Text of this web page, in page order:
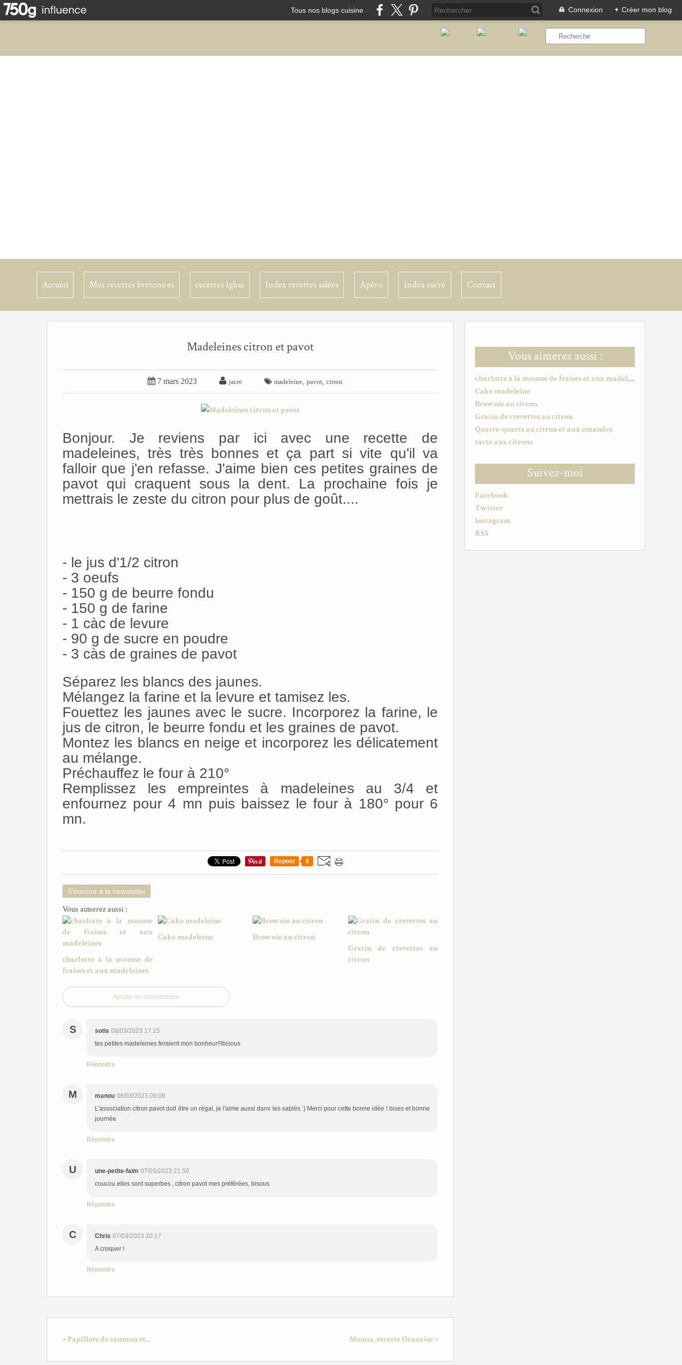
Tous nos blogs cuisine Connexion + Créer mon blog
Accueil Mes recettes bretonnes recettes Igbas Index recettes salées Apéro Index sucré Contact
Vous aimerez aussi :
charlotte à la mousse de fraises et aux madeleines
Cake madeleine
Brownie au citron
Gratin de crevettes au citron
Quatre-quarts au citron et aux amandes
tarte aux citrons
Suivez-moi
Facebook
Twitter
Instagram
RSS
Madeleines citron et pavot
 7 mars 2023  jacre  madeleine pavot citron
Bonjour. Je reviens par ici avec une recette de
madeleines, très très bonnes et ça part si vite qu'il va
falloir que j'en refasse. J'aime bien ces petites graines de
pavot qui craquent sous la dent. La prochaine fois je
mettrais le zeste du citron pour plus de goût....
- le jus d'1/2 citron
- 3 oeufs
- 150 g de beurre fondu
- 150 g de farine
- 1 càc de levure
- 90 g de sucre en poudre
- 3 càs de graines de pavot
Séparez les blancs des jaunes.
Mélangez la farine et la levure et tamisez les.
Fouettez les jaunes avec le sucre. Incorporez la farine, le
jus de citron, le beurre fondu et les graines de pavot.
Montez les blancs en neige et incorporez les délicatement
au mélange.
Préchauffez le four à 210°
Remplissez les empreintes à madeleines au 3/4 et
enfournez pour 4 mn puis baissez le four à 180° pour 6
mn.
Repost 0
S'inscrire à la newsletter
Vous aimerez aussi :
charlotte à la mousse de
fraises et aux madeleines
Cake madeleine
Brownie au citron
Gratin de crevettes au
citron
Ajouter un commentaire
S sotis 08/03/2023 17:15
tes petites madeleines feraient mon bonheur!!!bisous
Répondre
M manou 08/03/2023 09:08
L'association citron pavot doit être un régal, je l'aime aussi dans les sablés :) Merci pour cette bonne idée ! bises et bonne
journée
Répondre
U une-petite-faim 07/03/2023 21:50
coucou elles sont superbes , citron pavot mes préférées, bisous
Répondre
C Chris 07/03/2023 20:17
A croquer !
Répondre
« Papillote de saumon et... Mouna, recette Oranaise »